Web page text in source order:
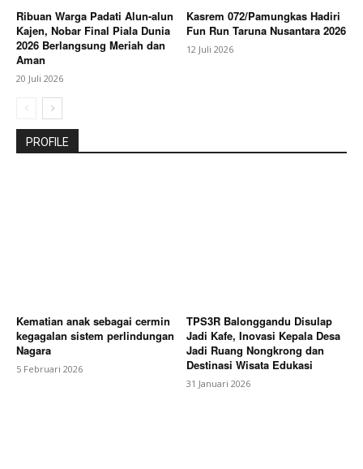
Ribuan Warga Padati Alun-alun
Kajen, Nobar Final Piala Dunia
2026 Berlangsung Meriah dan
Aman
20 Juli 2026
Kasrem 072/Pamungkas Hadiri
Fun Run Taruna Nusantara 2026
12 Juli 2026
PROFILE
Kematian anak sebagai cermin
kegagalan sistem perlindungan
Nagara
5 Februari 2026
TPS3R Balonggandu Disulap
Jadi Kafe, Inovasi Kepala Desa
Jadi Ruang Nongkrong dan
Destinasi Wisata Edukasi
31 Januari 2026